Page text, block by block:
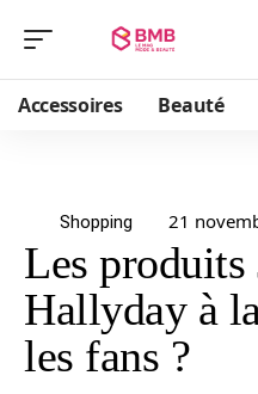
Accessoires Beauté
Shopping 21
Les produits
Hallyday à
les fans ?